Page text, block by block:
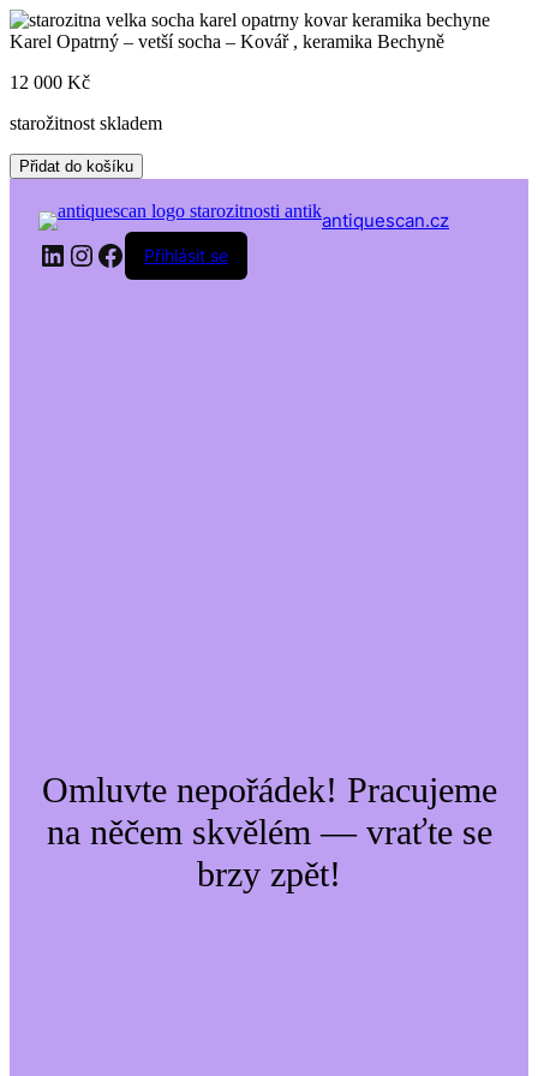
Skip
to
Karel Opatrný – vetší socha – Kovář , keramika Bechyně
12 000 Kč
starožitnost skladem
Karel
Opatrný
vetší
socha
Přidat do košíku
antiquescan.cz
LinkedIn
Instagram
Facebook
Přihlásit se
Omluvte nepořádek! Pracujeme
na něčem skvělém — vraťte se
brzy zpět!